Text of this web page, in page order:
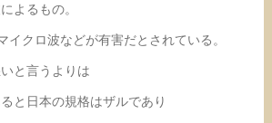
よるもの。
クロ波などが有害だとされている。
と言うよりは
と日本の規格はザルであり